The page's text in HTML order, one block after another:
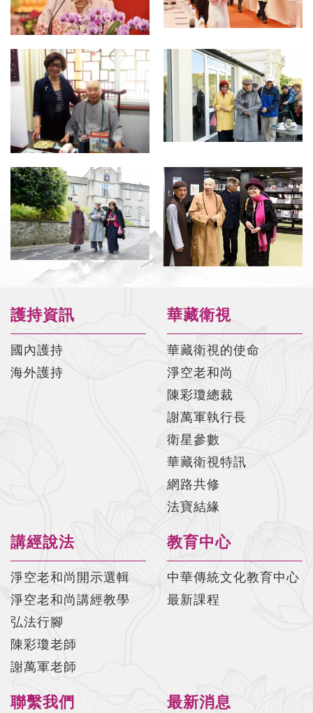
護持資訊
國內護持
海外護持
華藏衛視
華藏衛視的使命
淨空老和尚
陳彩瓊總裁
謝萬軍執行長
衛星參數
華藏衛視特訊
網路共修
法寶結緣
講經說法
淨空老和尚開示選輯
淨空老和尚講經教學
弘法行腳
陳彩瓊老師
謝萬軍老師
教育中心
中華傳統文化教育中心
最新課程
聯繫我們 最新消息